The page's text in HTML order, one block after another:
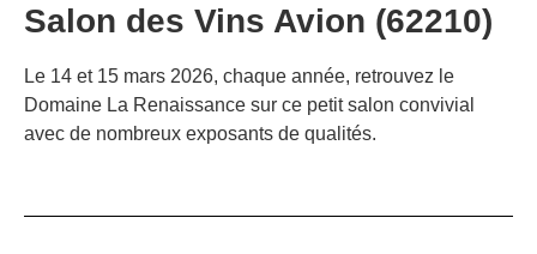
Salon des Vins Avion (62210)
Le 14 et 15 mars 2026, chaque année, retrouvez le
Domaine La Renaissance sur ce petit salon convivial
avec de nombreux exposants de qualités.